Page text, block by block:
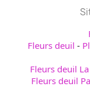
Fleurs deuil -
Fleurs deuil
Fleurs deuil